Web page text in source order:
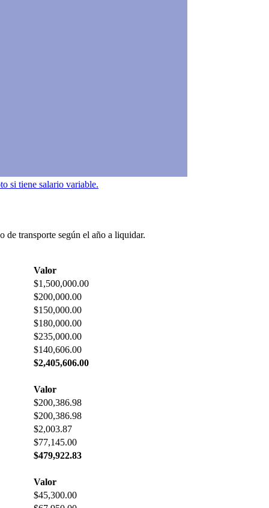
si tiene salario variable.
de transporte según el año a liquidar.
Valor
$1,500,000.00
$200,000.00
$150,000.00
$180,000.00
$235,000.00
$140,606.00
$2,405,606.00
Valor
$200,386.98
$200,386.98
$2,003.87
$77,145.00
$479,922.83
Valor
$45,300.00